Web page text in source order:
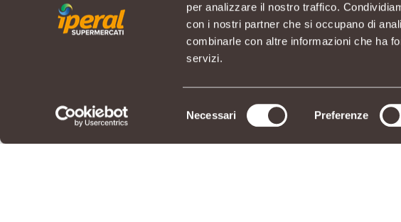
per analizzare il nostro traffico.
con i nostri partner che si occupano di
combinarle con altre informazioni che ha
servizi.
del
Necessari Preferenze